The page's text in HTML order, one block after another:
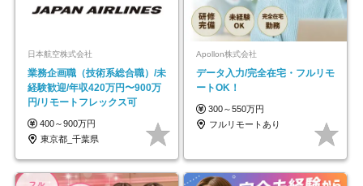
日本航空株式会社
業務企画職（技術系総合職）/未
経験歓迎/年収420万円〜900万
円/リモートフレックス可
400～900万円
東京都_千葉県
Apollon株式会社
データ入力/完全在宅・フルリモ
ートOK！
300～550万円
フルリモートあり